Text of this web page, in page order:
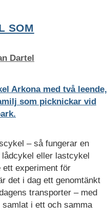
SOM
Dartel
– så fungerar en
eller lastcykel
experiment för
det i dag ett genomtänkt
transporter – med
i ett och samma